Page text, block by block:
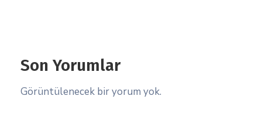
Son Yorumlar
Görüntülenecek bir yorum yok.